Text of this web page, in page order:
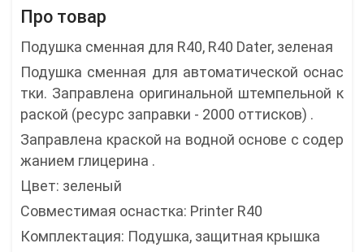
Про товар
Подушка сменная для R40, R40 Dater, зеленая
Подушка сменная для автоматической оснас
тки. Заправлена оригинальной штемпельной к
раской (ресурс заправки - 2000 оттисков) .
Заправлена краской на водной основе с содер
жанием глицерина .
Цвет: зеленый
Совместимая оснастка: Printer R40
Комплектация: Подушка, защитная крышка